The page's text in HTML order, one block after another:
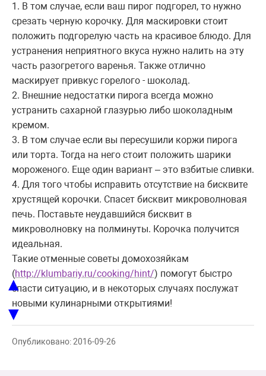
1. В том случае, если ваш пирог подгорел, то нужно
срезать черную корочку. Для маскировки стоит
положить подгорелую часть на красивое блюдо. Для
устранения неприятного вкуса нужно налить на эту
часть разогретого варенья. Также отлично
маскирует привкус горелого - шоколад.
2. Внешние недостатки пирога всегда можно
устранить сахарной глазурью либо шоколадным
кремом.
3. В том случае если вы пересушили коржи пирога
или торта. Тогда на него стоит положить шарики
мороженого. Еще один вариант – это взбитые сливки.
4. Для того чтобы исправить отсутствие на бисквите
хрустящей корочки. Спасет бисквит микроволновая
печь. Поставьте неудавшийся бисквит в
микроволновку на полминуты. Корочка получится
идеальная.
Такие отменные советы домохозяйкам
(http://klumbariy.ru/cooking/hint/) помогут быстро
спасти ситуацию, и в некоторых случаях послужат
новыми кулинарными открытиями!
Опубликовано: 2016-09-26
▲
▼